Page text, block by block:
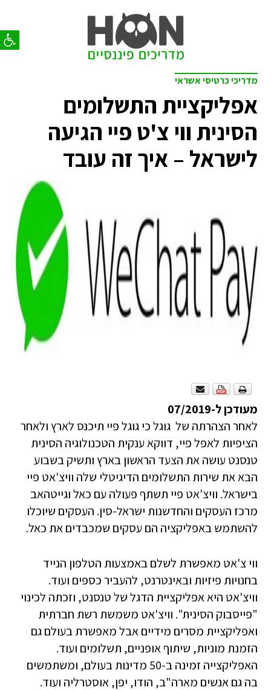
פתח
מדריכי כרטיסי אשראי
אפליקציית התשלומים
הסינית ווי צ'ט פיי הגיעה
לישראל – איך זה עובד
מעודכן ל-07/2019
לאחר הצהרתה של גוגל כי גוגל פיי תיכנס לארץ ולאחר
הציפיות לאפל פיי, דווקא ענקית הטכנולוגיה הסינית
טנסנט עושה את הצעד הראשון בארץ ותשיק בשבוע
הבא את שירות התשלומים הדיגיטלי שלה וויצ'אט פיי
בישראל. וויצ'אט פיי תשתף פעולה עם כאל וגייטהאב
מרכז העסקים והחדשנות ישראל-סין. העסקים שיוכלו
להשתמש באפליקציה הם עסקים שמכבדים את כאל.
ווי צ'אט מאפשרת לשלם באמצעות הטלפון הנייד
בחנויות פיזיות ובאינטרנט, להעביר כספים ועוד.
וויצ'אט היא אפליקציית הדגל של טנסנט, וזכתה לכינוי
"פייסבוק הסינית". וויצ'אט משמשת רשת חברתית
ואפליקציית מסרים מידיים אבל מאפשרת בעולם גם
הזמנת מוניות, שיתוף אופניים, תשלומים ועוד.
האפליקצייה זמינה ב-50 מדינות בעולם, ומשתמשים
בה גם אנשים מארה"ב, הודו, יפן, אוסטרליה ועוד.